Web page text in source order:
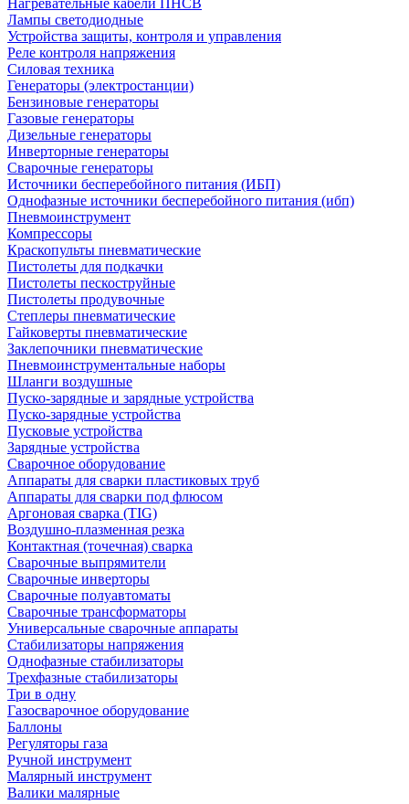
Нагревательные кабели ПНСВ
Лампы светодиодные
Устройства защиты, контроля и управления
Реле контроля напряжения
Силовая техника
Генераторы (электростанции)
Бензиновые генераторы
Газовые генераторы
Дизельные генераторы
Инверторные генераторы
Сварочные генераторы
Источники бесперебойного питания (ИБП)
Однофазные источники бесперебойного питания (ибп)
Пневмоинструмент
Компрессоры
Краскопульты пневматические
Пистолеты для подкачки
Пистолеты пескоструйные
Пистолеты продувочные
Степлеры пневматические
Гайковерты пневматические
Заклепочники пневматические
Пневмоинструментальные наборы
Шланги воздушные
Пуско-зарядные и зарядные устройства
Пуско-зарядные устройства
Пусковые устройства
Зарядные устройства
Сварочное оборудование
Аппараты для сварки пластиковых труб
Аппараты для сварки под флюсом
Аргоновая сварка (TIG)
Воздушно-плазменная резка
Контактная (точечная) сварка
Сварочные выпрямители
Сварочные инверторы
Сварочные полуавтоматы
Сварочные трансформаторы
Универсальные сварочные аппараты
Стабилизаторы напряжения
Однофазные стабилизаторы
Трехфазные стабилизаторы
Три в одну
Газосварочное оборудование
Баллоны
Регуляторы газа
Ручной инструмент
Малярный инструмент
Валики малярные